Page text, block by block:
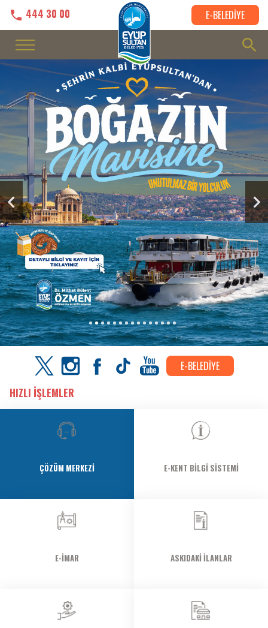
444 30 00 E-BELEDİYE
E-BELEDİYE
HIZLI İŞLEMLER
ÇÖZÜM MERKEZI E-KENT BILGI SISTEMI
E-İMAR ASKIDAKI İLANLAR